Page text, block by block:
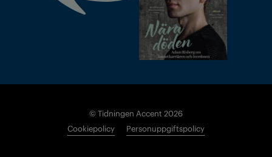
© Tidningen Accent 2026
Cookiepolicy
Personuppgiftspolicy